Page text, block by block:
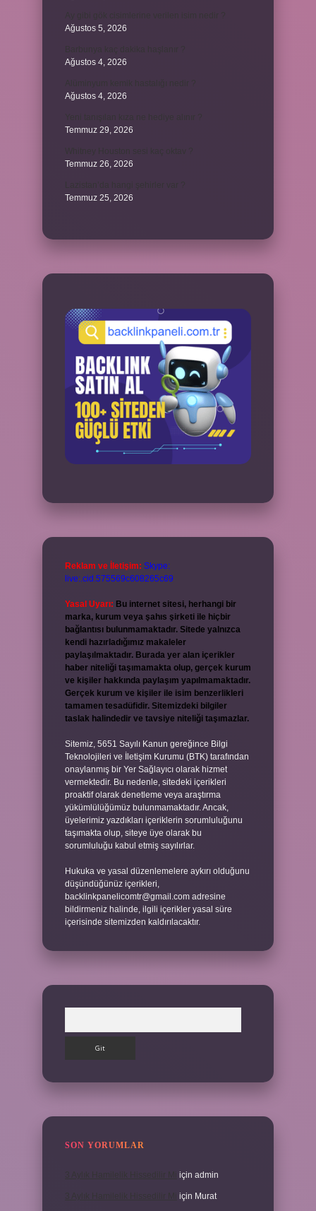
Ağustos 5, 2026
Ağustos 4, 2026
Ağustos 4, 2026
Temmuz 29, 2026
Temmuz 26, 2026
Temmuz 25, 2026
Reklam ve İletişim: Skype:
live:.cid.575569c608265c69
Yasal Uyarı: Bu internet sitesi, herhangi bir
marka, kurum veya şahıs şirketi ile hiçbir
bağlantısı bulunmamaktadır. Sitede yalnızca
kendi hazırladığımız makaleler
paylaşılmaktadır. Burada yer alan içerikler
haber niteliği taşımamakta olup, gerçek kurum
ve kişiler hakkında paylaşım yapılmamaktadır.
Gerçek kurum ve kişiler ile isim benzerlikleri
tamamen tesadüfidir. Sitemizdeki bilgiler
taslak halindedir ve tavsiye niteliği taşımazlar.
Sitemiz, 5651 Sayılı Kanun gereğince Bilgi
Teknolojileri ve İletişim Kurumu (BTK) tarafından
onaylanmış bir Yer Sağlayıcı olarak hizmet
vermektedir. Bu nedenle, sitedeki içerikleri
proaktif olarak denetleme veya araştırma
yükümlülüğümüz bulunmamaktadır. Ancak,
üyelerimiz yazdıkları içeriklerin sorumluluğunu
taşımakta olup, siteye üye olarak bu
sorumluluğu kabul etmiş sayılırlar.
Hukuka ve yasal düzenlemelere aykırı olduğunu
düşündüğünüz içerikleri,
backlinkpanelicomtr@gmail.com adresine
bildirmeniz halinde, ilgili içerikler yasal süre
içerisinde sitemizden kaldırılacaktır.
SON YORUMLAR
için admin
için Murat